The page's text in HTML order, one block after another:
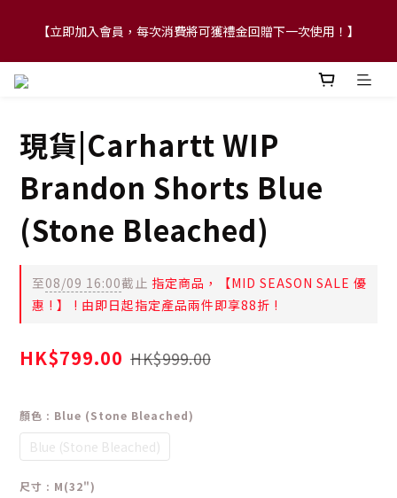
【FLASH SALE 兩件指定現貨產品即享88折】
【立即加入會員，每次消費將可獲禮金回贈下一次使用！】
【FLASH SALE 兩件指定現貨產品即享88折】
現貨|Carhartt WIP
Brandon Shorts Blue
(Stone Bleached)
至08/09 16:00截止 指定商品，【MID SEASON SALE 優
惠 ! 】 ! 由即日起指定產品兩件即享88折 !
HK$799.00 HK$999.00
顏色 : Blue (Stone Bleached)
Blue (Stone Bleached)
尺寸 : M(32")